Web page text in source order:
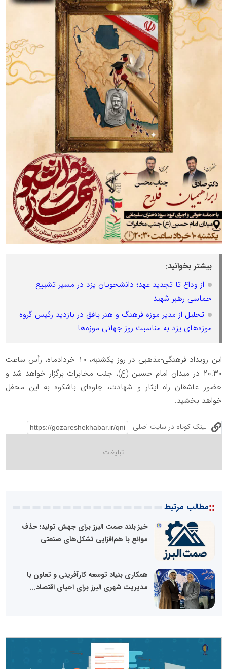
بیشتر بخوانید:
از وداع تا تجدید عهد؛ دانشجویان یزد در مسیر تشییع
حماسی رهبر شهید
تجلیل از مدیر موزه فرهنگ و هنر بافق در بازدید رئیس گروه
موزه‌های یزد به مناسبت روز جهانی موزه‌ها
این رویداد فرهنگی-مذهبی در روز یکشنبه، ۱۰ خردادماه، رأس ساعت
۲۰:۳۰ در میدان امام حسین (ع)، جنب مخابرات برگزار خواهد شد و
حضور عاشقان راه ایثار و شهادت، جلوه‌ای باشکوه به این محفل
خواهد بخشید.
لینک کوتاه در سایت اصلی
::مطالب مرتبط
خیز بلند صمت البرز برای جهش تولید؛ حذف
موانع با هم‌افزایی تشکل‌های صنعتی
همکاری بنیاد توسعه کارآفرینی و تعاون با
مدیریت شهری البرز برای احیای اقتصاد...